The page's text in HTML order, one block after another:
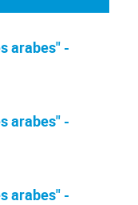
arabes" -
arabes" -
arabes" -